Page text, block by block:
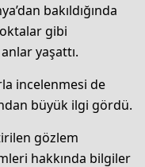
bakıldığında
gibi
yaşattı.
incelenmesi de
büyük ilgi gördü.
gözlem
hakkında bilgiler